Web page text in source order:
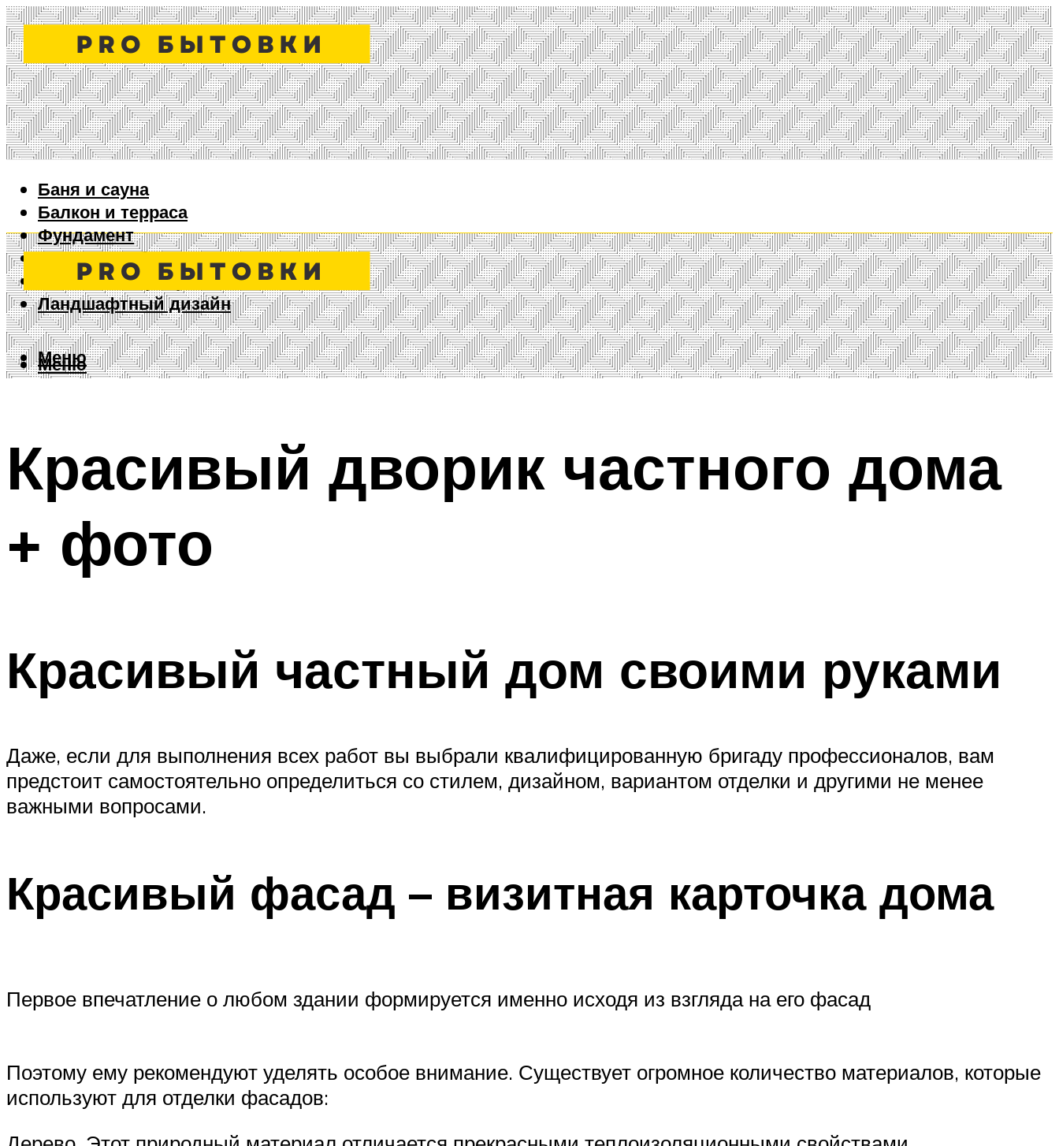
Баня и сауна
Балкон и терраса
Фундамент
Ворота и забор
Дизайн интерьера
Ландшафтный дизайн
Меню
Меню
Красивый дворик частного дома
+ фото
Красивый частный дом своими руками
Даже, если для выполнения всех работ вы выбрали квалифицированную бригаду профессионалов, вам
предстоит самостоятельно определиться со стилем, дизайном, вариантом отделки и другими не менее
важными вопросами.
Красивый фасад – визитная карточка дома
Первое впечатление о любом здании формируется именно исходя из взгляда на его фасад
Поэтому ему рекомендуют уделять особое внимание. Существует огромное количество материалов, которые
используют для отделки фасадов: